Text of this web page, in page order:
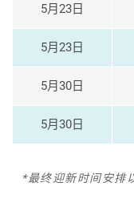
5月23日
5月23日
5月30日
5月30日
*最终迎新时间安排